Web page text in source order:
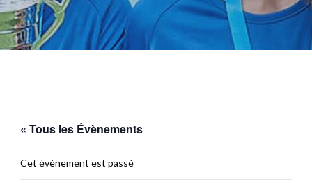
« Tous les Évènements
Cet évènement est passé